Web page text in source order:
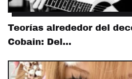
Teorías alrededor del
Cobain: Del…